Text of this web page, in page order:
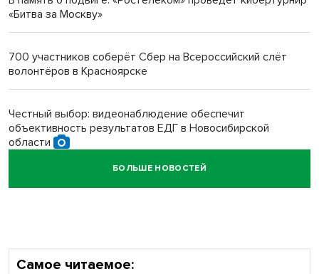
Новосибирский преподаватель с женой вошли в топ-16
Обновлённое отделение ВТБ открылось в Искитиме
«Битва за Москву»
700 участников соберёт Сбер на Всероссийский слёт
волонтёров в Красноярске
Честный выбор: видеонаблюдение обеспечит
объективность результатов ЕДГ в Новосибирской
области
Кибертанки пошли в бой: «Ростелеком» объявляет
БОЛЬШЕ НОВОСТЕЙ
Самое читаемое: